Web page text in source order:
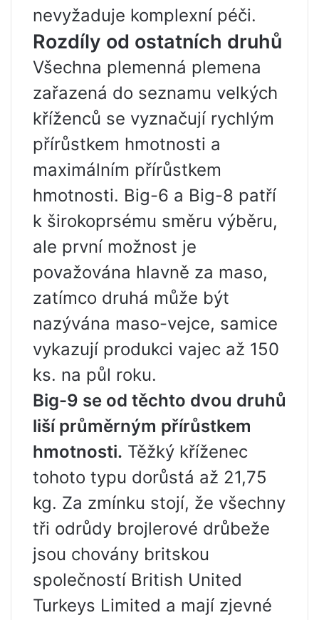
nevyžaduje komplexní péči.
Rozdíly od ostatních druhů
Všechna plemenná plemena
zařazená do seznamu velkých
kříženců se vyznačují rychlým
přírůstkem hmotnosti a
maximálním přírůstkem
hmotnosti. Big-6 a Big-8 patří
k širokoprsému směru výběru,
ale první možnost je
považována hlavně za maso,
zatímco druhá může být
nazývána maso-vejce, samice
vykazují produkci vajec až 150
ks. na půl roku.
Big-9 se od těchto dvou druhů
liší průměrným přírůstkem
hmotnosti. Těžký kříženec
tohoto typu dorůstá až 21,75
kg. Za zmínku stojí, že všechny
tři odrůdy brojlerové drůbeže
jsou chovány britskou
společností British United
Turkeys Limited a mají zjevné